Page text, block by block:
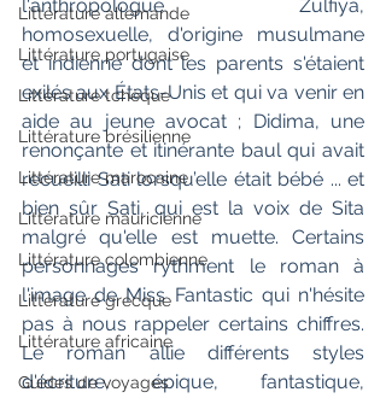
Littérature allemande
Littérature portugaise
Littérature tchèque
Littérature brésilienne
Littérature marocaine
Littérature mauricienne
Littérature colombienne
Littérature grecque
Littérature africaine
Guides de voyages
l'anthropologue Zulfiya,
homosexuelle, d'origine musulmane
et indienne dont les parents s'étaient
exilés aux États-Unis et qui va venir en
aide au jeune avocat ; Didima, une
renonçante et itinérante baul qui avait
recueilli Sati lorsqu’elle était bébé ... et
bien sûr Sati, qui est la voix de Sita
malgré qu'elle est muette. Certains
personnages rythment le roman à
l'image de Miss Fantastic qui n'hésite
pas à nous rappeler certains chiffres.
Le roman allie différents styles
d'écriture, épique, fantastique,